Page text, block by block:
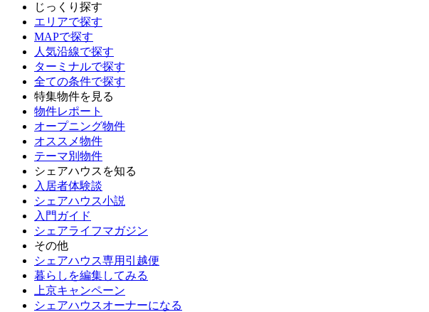
じっくり探す
エリアで探す
MAPで探す
人気沿線で探す
ターミナルで探す
全ての条件で探す
特集物件を見る
物件レポート
オープニング物件
オススメ物件
テーマ別物件
シェアハウスを知る
入居者体験談
シェアハウス小説
入門ガイド
シェアライフマガジン
その他
シェアハウス専用引越便
暮らしを編集してみる
上京キャンペーン
シェアハウスオーナーになる